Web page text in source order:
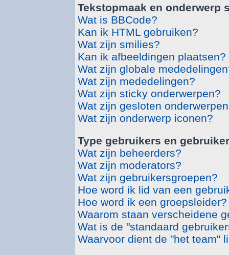
Tekstopmaak en onderwerp
Wat is BBCode?
Kan ik HTML gebruiken?
Wat zijn smilies?
Kan ik afbeeldingen plaatsen?
Wat zijn globale
Wat zijn mededelingen?
Wat zijn sticky onderwerpen?
Wat zijn gesloten
Wat zijn onderwerp iconen?
Type gebruikers en
Wat zijn beheerders?
Wat zijn moderators?
Wat zijn gebruikersgroepen?
Hoe word ik lid van een
Hoe word ik een groepsleider?
Waarom staan verscheidene
Wat is de "standaard
Waarvoor dient de "het team"